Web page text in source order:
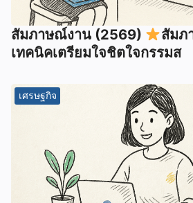
สัมภาษณ์งาน (2569)
สัมภ
เทคนิคเตรียมใจชิตใจกรรมส
เศรษฐกิจ